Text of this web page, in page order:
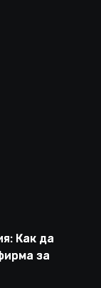
Как да
за